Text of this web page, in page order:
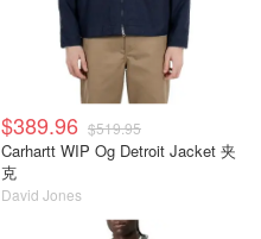
$389.96 $519.95
Carhartt WIP Og Detroit Jacket 夹
克
David Jones